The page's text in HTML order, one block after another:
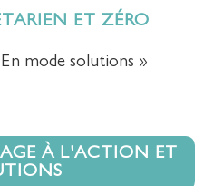
ET ZÉRO
mode solutions »
À L'ACTION ET